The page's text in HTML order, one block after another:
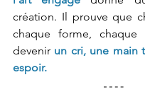
création. Il prouve que
chaque forme, chaque
devenir un cri, une main
espoir.